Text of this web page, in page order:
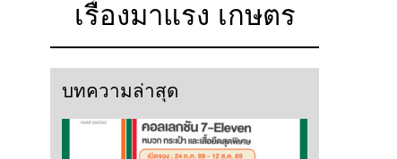
เรื่องมาแรง เกษตร
บทความล่าสุด